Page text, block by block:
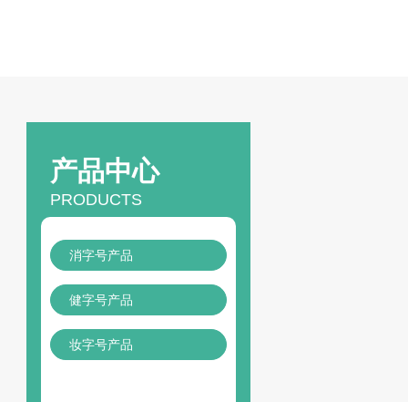
产品中心
PRODUCTS
消字号产品
健字号产品
妆字号产品